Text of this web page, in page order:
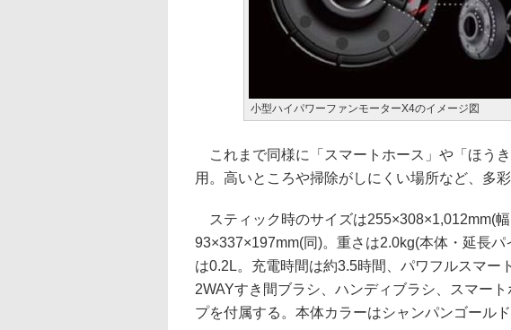
小型ハイパワーファンモーターX4のイメージ図
これまで同様に「スマートホース」や「ほう
用。高いところや掃除がしにくい場所など、多
スティック時のサイズは255×308×1,012mm(
93×337×197mm(同)。重さは2.0kg(本体・延長
は0.2L。充電時間は約3.5時間、パワフルスマー
2WAYすき間ブラシ、ハンディブラシ、スマー
プを付属する。本体カラーはシャンパンゴール